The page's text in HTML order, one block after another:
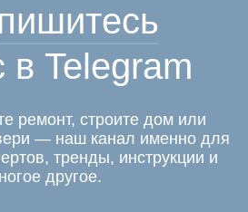
в Telegram
ремонт, строите дом или
— наш канал именно для
тренды, инструкции и
другое.